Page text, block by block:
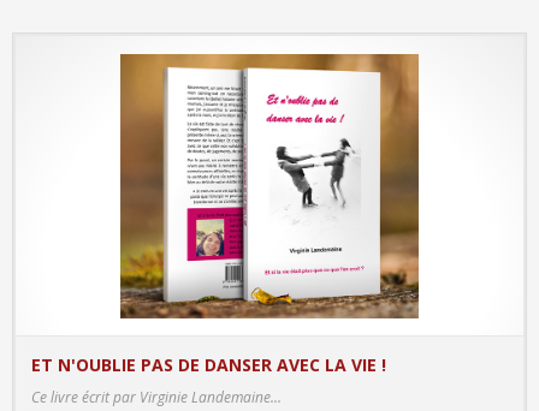
ET N'OUBLIE PAS DE DANSER AVEC LA VIE !
Ce livre écrit par Virginie Landemaine...